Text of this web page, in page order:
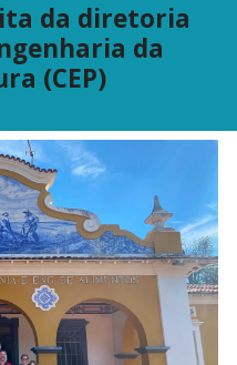
da diretoria
da
(CEP)